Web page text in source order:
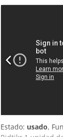
IVA/Régimen de
usados posibles
Estado: usado,